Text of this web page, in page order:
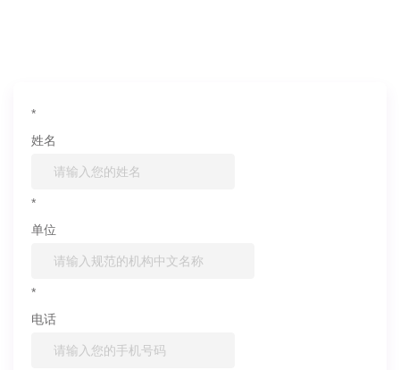
*
姓名
*
单位
*
电话